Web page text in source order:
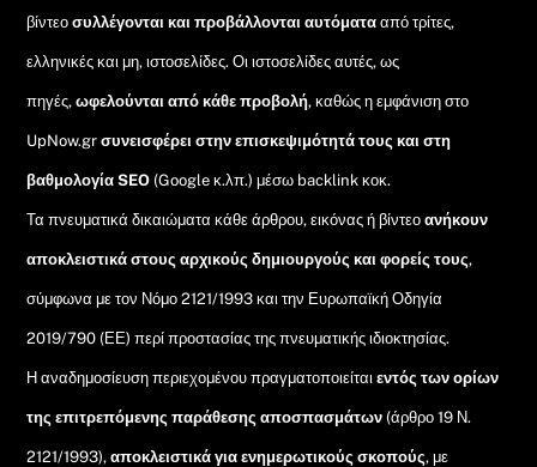
βίντεοσυλλέγονται και προβάλλονται αυτόματααπό τρίτες,
ελληνικές και μη, ιστοσελίδες. Οι ιστοσελίδες αυτές, ως
πηγές,ωφελούνται από κάθε προβολή, καθώς η εμφάνιση στο
UpNow.gr συνεισφέρει στην επισκεψιμότητά τους και στη
βαθμολογία SEO (Google κ.λπ.) μέσω backlink κοκ.
Τα πνευματικά δικαιώματα κάθε άρθρου, εικόνας ή βίντεοανήκουν
αποκλειστικά στους αρχικούς δημιουργούς και φορείς τους,
σύμφωνα με τον Νόμο 2121/1993 και την Ευρωπαϊκή Οδηγία
2019/790 (ΕΕ) περί προστασίας της πνευματικής ιδιοκτησίας.
Η αναδημοσίευση περιεχομένου πραγματοποιείταιεντός των ορίων
της επιτρεπόμενης παράθεσης αποσπασμάτων (άρθρο 19 Ν.
2121/1993), αποκλειστικά για ενημερωτικούς σκοπούς, με